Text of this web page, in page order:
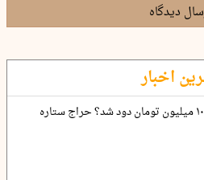
دیدگاه
اخبار